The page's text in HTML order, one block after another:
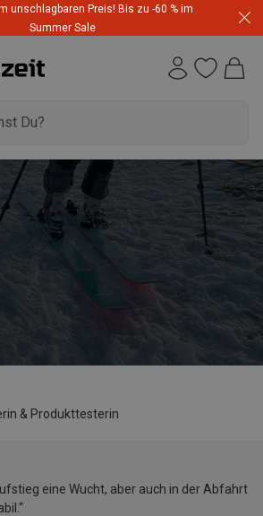
unschlagbaren Preis! Bis zu -60 % im
Summer Sale
& Produkttesterin
eine Wucht, aber auch in der Abfahrt